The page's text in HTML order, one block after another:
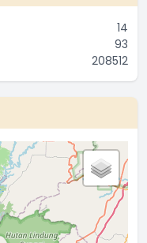
14
93
208512